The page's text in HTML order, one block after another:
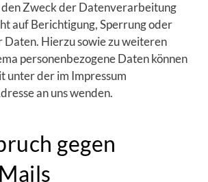
Zweck der Datenverarbeitung
auf Berichtigung, Sperrung oder
Daten. Hierzu sowie zu weiteren
personenbezogene Daten können
unter der im Impressum
an uns wenden.
gegen